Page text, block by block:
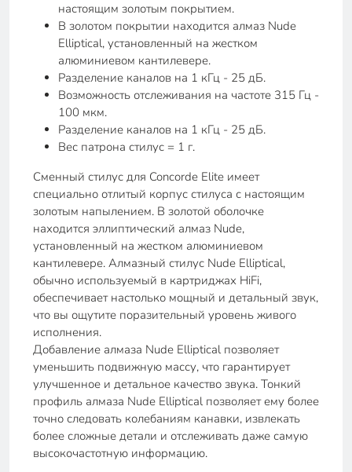
настоящим золотым покрытием.
В золотом покрытии находится алмаз Nude
Elliptical, установленный на жестком
алюминиевом кантилевере.
Разделение каналов на 1 кГц - 25 дБ.
Возможность отслеживания на частоте 315 Гц -
100 мкм.
Разделение каналов на 1 кГц - 25 дБ.
Вес патрона стилус = 1 г.
Сменный стилус для Concorde Elite имеет
специально отлитый корпус стилуса с настоящим
золотым напылением. В золотой оболочке
находится эллиптический алмаз Nude,
установленный на жестком алюминиевом
кантилевере. Алмазный стилус Nude Elliptical,
обычно используемый в картриджах HiFi,
обеспечивает настолько мощный и детальный звук,
что вы ощутите поразительный уровень живого
исполнения.
Добавление алмаза Nude Elliptical позволяет
уменьшить подвижную массу, что гарантирует
улучшенное и детальное качество звука. Тонкий
профиль алмаза Nude Elliptical позволяет ему более
точно следовать колебаниям канавки, извлекать
более сложные детали и отслеживать даже самую
высокочастотную информацию.